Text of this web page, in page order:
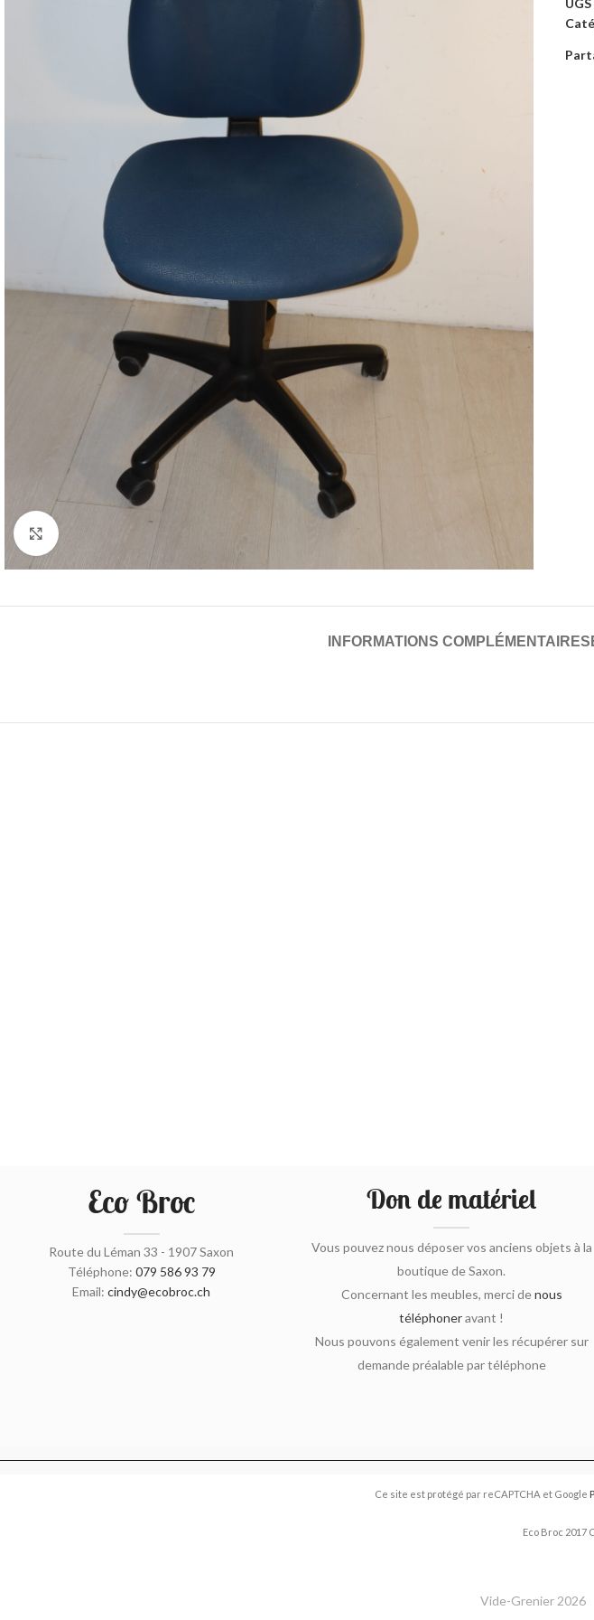
UGS
INFORMATIONS COMPLÉMENTAIRES
Eco Broc
Route du Léman 33 - 1907 Saxon
Téléphone: 079 586 93 79
Email:cindy@ecobroc.ch
Don de matériel
Vous pouvez nous déposer vos anciens objets à la
boutique de Saxon.
Concernant les meubles, merci denous
téléphoneravant !
Nous pouvons également venir les récupérer sur
demande préalable par téléphone
Ce site est protégé par reCAPTCHA et Google
Eco Broc 2017
Vide-Grenier 2026